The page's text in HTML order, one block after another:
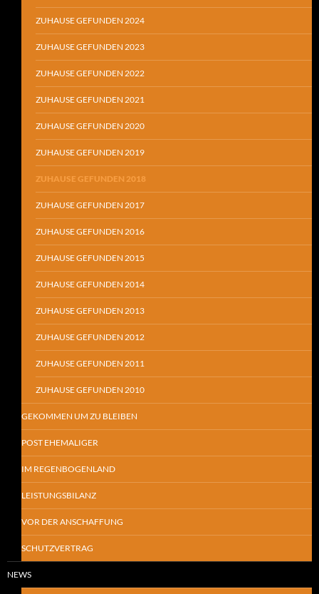
ZUHAUSE GEFUNDEN 2024
ZUHAUSE GEFUNDEN 2023
ZUHAUSE GEFUNDEN 2022
ZUHAUSE GEFUNDEN 2021
ZUHAUSE GEFUNDEN 2020
ZUHAUSE GEFUNDEN 2019
ZUHAUSE GEFUNDEN 2018
ZUHAUSE GEFUNDEN 2017
ZUHAUSE GEFUNDEN 2016
ZUHAUSE GEFUNDEN 2015
ZUHAUSE GEFUNDEN 2014
ZUHAUSE GEFUNDEN 2013
ZUHAUSE GEFUNDEN 2012
ZUHAUSE GEFUNDEN 2011
ZUHAUSE GEFUNDEN 2010
GEKOMMEN UM ZU BLEIBEN
POST EHEMALIGER
IM REGENBOGENLAND
LEISTUNGSBILANZ
VOR DER ANSCHAFFUNG
SCHUTZVERTRAG
NEWS